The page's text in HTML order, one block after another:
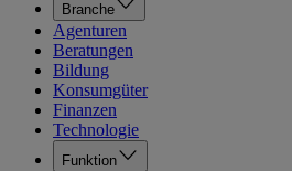
Branche
Agenturen
Beratungen
Bildung
Konsumgüter
Finanzen
Technologie
Funktion